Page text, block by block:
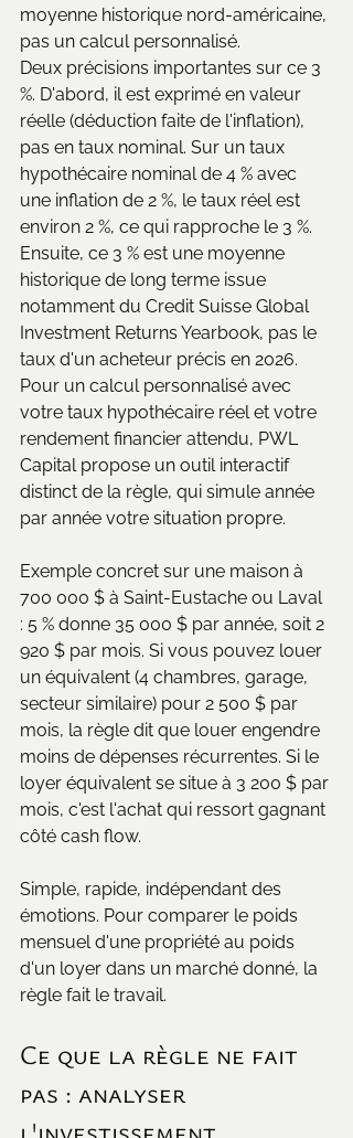
moyenne historique nord-américaine,
pas un calcul personnalisé.
Deux précisions importantes sur ce 3
%. D'abord, il est exprimé en valeur
réelle (déduction faite de l'inflation),
pas en taux nominal. Sur un taux
hypothécaire nominal de 4 % avec
une inflation de 2 %, le taux réel est
environ 2 %, ce qui rapproche le 3 %.
Ensuite, ce 3 % est une moyenne
historique de long terme issue
notamment du Credit Suisse Global
Investment Returns Yearbook, pas le
taux d'un acheteur précis en 2026.
Pour un calcul personnalisé avec
votre taux hypothécaire réel et votre
rendement financier attendu, PWL
Capital propose un outil interactif
distinct de la règle, qui simule année
par année votre situation propre.
Exemple concret sur une maison à
700 000 $ à Saint-Eustache ou Laval
: 5 % donne 35 000 $ par année, soit 2
920 $ par mois. Si vous pouvez louer
un équivalent (4 chambres, garage,
secteur similaire) pour 2 500 $ par
mois, la règle dit que louer engendre
moins de dépenses récurrentes. Si le
loyer équivalent se situe à 3 200 $ par
mois, c'est l'achat qui ressort gagnant
côté cash flow.
Simple, rapide, indépendant des
émotions. Pour comparer le poids
mensuel d'une propriété au poids
d'un loyer dans un marché donné, la
règle fait le travail.
Ce que la règle ne fait
pas : analyser